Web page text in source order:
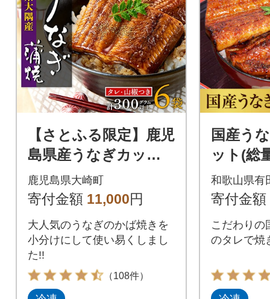
【さとふる限定】鹿児
島県産うなぎカット
蒲焼6袋 計300g以上
(パック個包装)
鹿児島県大崎町
寄付金額 11,000円
大人気のうなぎのかば焼きを
小分けにして使い易くしまし
た!!
（108件）
国産う
ット(総
和歌山県有
寄付金額
こだわりの
のタレで焼